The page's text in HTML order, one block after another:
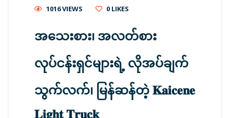
1016 VIEWS
0 LIKES
အသေးစား၊ အလတ်စား
လုပ်ငန်းရှင်များရဲ့ လိုအပ်ချက်
သွက်လက်၊ မြန်ဆန်တဲ့ 𝐊𝐚𝐢𝐜𝐞𝐧𝐞
𝐋𝐢𝐠𝐡𝐭 𝐓𝐫𝐮𝐜𝐤